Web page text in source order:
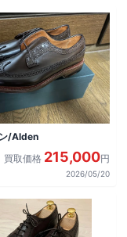
/Alden
買取価格 215,000円
2026/05/20